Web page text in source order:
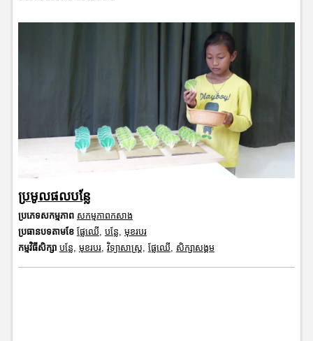
ប្រមូលផលបន្លែ
ប្រភេទសកម្មភាព សកម្មភាពកសាង
ប្រធានបទតាមខែ ផ្លែឈើ, បន្លែ, មុខរបរ
កម្មវិធីសិក្សា បន្លែ, មុខរបរ, វិទ្យាសាស្រ្ត, ផ្លែឈើ, សិក្សាសង្គម